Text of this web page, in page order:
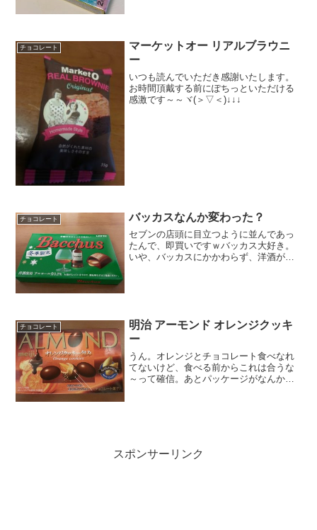
チョコレート
マーケットオー リアルブラウニ
ー
いつも読んでいただき感謝いたします。
お時間頂戴する前にぽちっといただける
感激です～～ヾ(＞▽＜)↓↓↓
チョコレート バッカスなんか変わった？
セブンの店頭に目立つように並んであっ
たんで、即買いですｗバッカス大好き。
いや、バッカスにかかわらず、洋酒が入
チョコレート
明治 アーモンド オレンジクッキ
ー
うん。オレンジとチョコレート食べなれ
てないけど、食べる前からこれは合うな
～って確信。あとパッケージがなんかシ
スポンサーリンク